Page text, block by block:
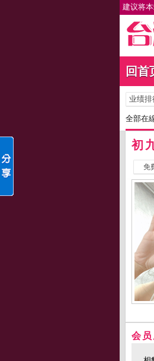
建议将
回首
业绩排
全部在
初
免
会